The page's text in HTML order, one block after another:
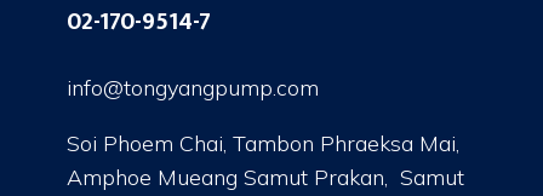
02-170-9514-7
info@tongyangpump.com
Soi Phoem Chai, Tambon Phraeksa Mai,
Amphoe Mueang Samut Prakan, Samut